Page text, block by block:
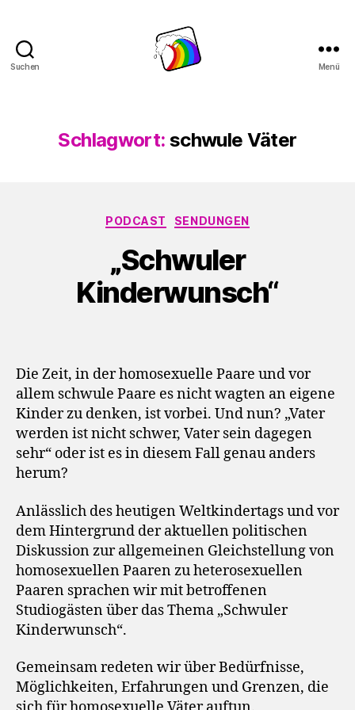
Suchen Menü
Schlagwort: schwule Väter
Kategorien
PODCAST SENDUNGEN
„Schwuler
Kinderwunsch“
Die Zeit, in der homosexuelle Paare und vor
allem schwule Paare es nicht wagten an eigene
Kinder zu denken, ist vorbei. Und nun? „Vater
werden ist nicht schwer, Vater sein dagegen
sehr“ oder ist es in diesem Fall genau anders
herum?
Anlässlich des heutigen Weltkindertags und vor
dem Hintergrund der aktuellen politischen
Diskussion zur allgemeinen Gleichstellung von
homosexuellen Paaren zu heterosexuellen
Paaren sprachen wir mit betroffenen
Studiogästen über das Thema „Schwuler
Kinderwunsch“.
Gemeinsam redeten wir über Bedürfnisse,
Möglichkeiten, Erfahrungen und Grenzen, die